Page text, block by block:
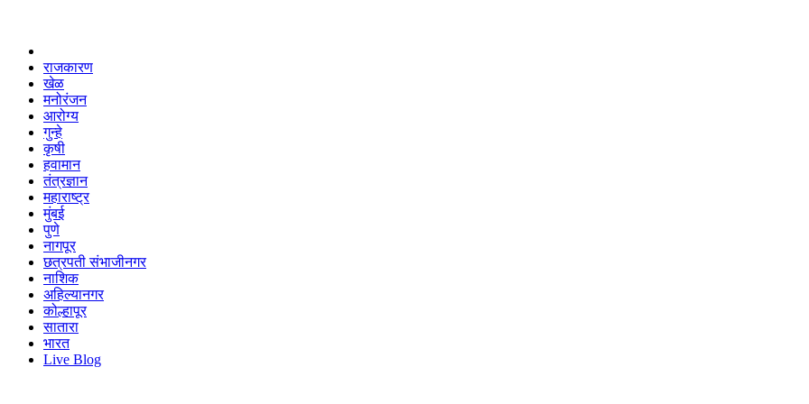
राजकारण
खेळ
मनोरंजन
आरोग्य
गुन्हे
कृषी
हवामान
तंत्रज्ञान
महाराष्ट्र
मुंबई
पुणे
नागपूर
छत्रपती संभाजीनगर
नाशिक
अहिल्यानगर
कोल्हापूर
सातारा
भारत
Live Blog